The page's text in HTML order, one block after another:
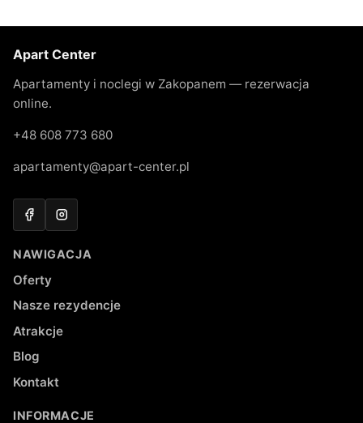
Apart Center
Apartamenty i noclegi w Zakopanem — rezerwacja
online.
+48 608 773 680
apartamenty@apart-center.pl
FacebookInstagram
NAWIGACJA
Oferty
Nasze rezydencje
Atrakcje
Blog
Kontakt
INFORMACJE